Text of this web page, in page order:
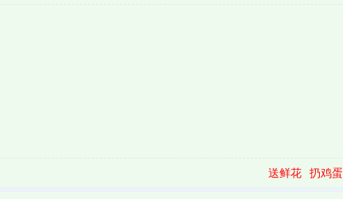
送鲜花 扔鸡蛋